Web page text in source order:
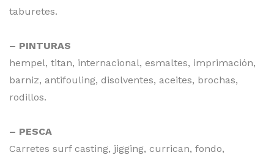
taburetes.
– PINTURAS
hempel, titan, internacional, esmaltes, imprimación,
barniz, antifouling, disolventes, aceites, brochas,
rodillos.
– PESCA
Carretes surf casting, jigging, currican, fondo,